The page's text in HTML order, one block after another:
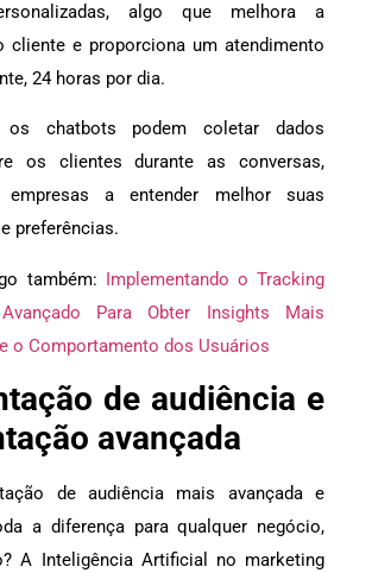
algo que melhora a
cliente e proporciona um atendimento
24 horas por dia.
chatbots podem coletar dados
os clientes durante as conversas,
empresas a entender melhor suas
preferências.
também: Implementando o Tracking
Para Obter Insights Mais
o Comportamento dos Usuários
de audiência e
avançada
de audiência mais avançada e
a diferença para qualquer negócio,
A Inteligência Artificial no marketing